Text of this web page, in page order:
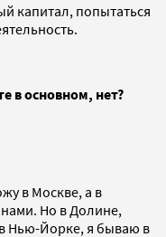
капитал, попытаться
в основном, нет?
в Москве, а в
Но в Долине,
Нью-Йорке, я бываю в